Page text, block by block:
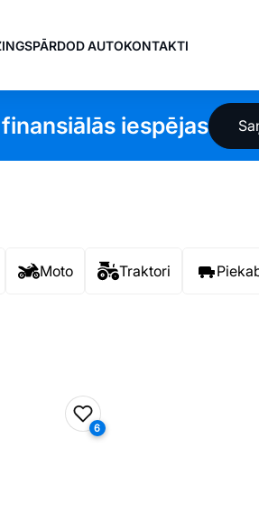
PĀRDOD AUTOKONTAKTI
iespējas
Moto Traktori
6
Pievienot favorītiem